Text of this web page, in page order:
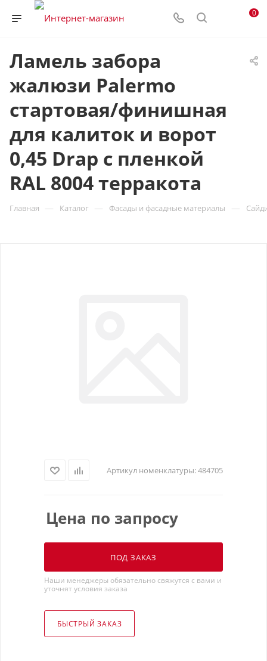
0
Ламель забора
жалюзи Palermo
стартовая/финишная
для калиток и ворот
0,45 Drap с пленкой
RAL 8004 терракота
Главная — Каталог — Фасады и фасадные материалы —
Артикул номенклатуры:484705
Цена по запросу
ПОД ЗАКАЗ
Наши менеджеры обязательно свяжутся с вами и
уточнят условия заказа
БЫСТРЫЙ ЗАКАЗ